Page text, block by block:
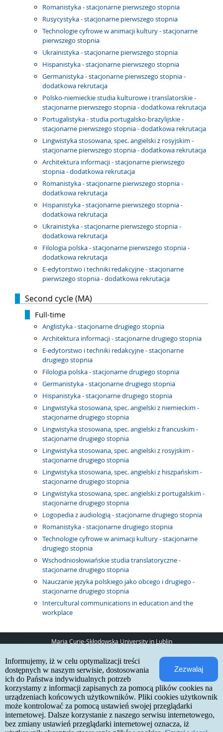
Romanistyka - stacjonarne pierwszego stopnia
Rusycystyka - stacjonarne pierwszego stopnia
Technologie cyfrowe w animacji kultury - stacjonarne
pierwszego stopnia
Ukrainistyka - stacjonarne pierwszego stopnia
Hispanistyka - stacjonarne pierwszego stopnia
Germanistyka - stacjonarne pierwszego stopnia -
dodatkowa rekrutacja
Polsko-niemieckie studia kulturowe i translatorskie -
stacjonarne pierwszego stopnia - dodatkowa rekrutacja
Portugalistyka - studia portugalsko-brazylijskie -
stacjonarne pierwszego stopnia - dodatkowa rekrutacja
Lingwistyka stosowana, spec. angielski z rosyjskim -
stacjonarne pierwszego stopnia - dodatkowa rekrutacja
Architektura informacji - stacjonarne pierwszego
stopnia - dodatkowa rekrutacja
Romanistyka - stacjonarne pierwszego stopnia -
dodatkowa rekrutacja
Hispanistyka - stacjonarne pierwszego stopnia -
dodatkowa rekrutacja
Ukrainistyka - stacjonarne pierwszego stopnia -
dodatkowa rekrutacja
Filologia polska - stacjonarne pierwszego stopnia -
dodatkowa rekrutacja
E-edytorstwo i techniki redakcyjne - stacjonarne
pierwszego stopnia - dodatkowa rekrutacja
Second cycle (MA)
Full-time
Anglistyka - stacjonarne drugiego stopnia
Architektura informacji - stacjonarne drugiego stopnia
E-edytorstwo i techniki redakcyjne - stacjonarne
drugiego stopnia
Filologia polska - stacjonarne drugiego stopnia
Germanistyka - stacjonarne drugiego stopnia
Hispanistyka - stacjonarne drugiego stopnia
Lingwistyka stosowana, spec. angielski z niemieckim -
stacjonarne drugiego stopnia
Lingwistyka stosowana, spec. angielski z francuskim -
stacjonarne drugiego stopnia
Lingwistyka stosowana, spec. angielski z rosyjskim -
stacjonarne drugiego stopnia
Lingwistyka stosowana, spec. angielski z hiszpańskim -
stacjonarne drugiego stopnia
Lingwistyka stosowana, spec. angielski z portugalskim -
stacjonarne drugiego stopnia
Logopedia z audiologią - stacjonarne drugiego stopnia
Romanistyka - stacjonarne drugiego stopnia
Technologie cyfrowe w animacji kultury - stacjonarne
drugiego stopnia
Wschodniosłowiańskie studia translatoryczne -
stacjonarne drugiego stopnia
Nauczanie języka polskiego jako obcego i drugiego -
stacjonarne drugiego stopnia
Intercultural communications in education and the
workplace
Maria Curie-Skłodowska University in Lublin
20-031 Lublin
www: http://umcs.pl
Internetowa Rekrutacja Kandydatów
IRK 1.21.3 (6bf78478) :: 2026-06-17
site map
accessibility declaration
contact
Zezwalaj
Informujemy, iż w celu optymalizacji treści
dostępnych w naszym serwisie, dostosowania
ich do Państwa indywidualnych potrzeb
korzystamy z informacji zapisanych za pomocą plików cookies na
urządzeniach końcowych użytkowników. Pliki cookies użytkownik
może kontrolować za pomocą ustawień swojej przeglądarki
internetowej. Dalsze korzystanie z naszego serwisu internetowego,
bez zmiany ustawień przeglądarki internetowej oznacza, iż